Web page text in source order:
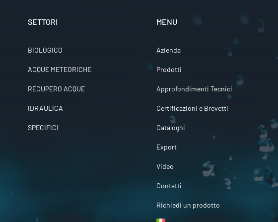
SETTORI
BIOLOGICO
ACQUE METEORICHE
RECUPERO ACQUE
IDRAULICA
SPECIFICI
MENU
Azienda
Prodotti
Approfondimenti Tecnici
Certificazioni e Brevetti
Cataloghi
Export
Video
Contatti
Richiedi un prodotto